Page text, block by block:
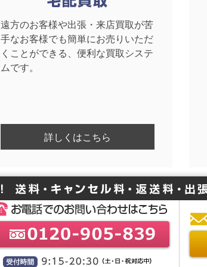
遠方のお客様や出張・来店買取が苦
手なお客様でも簡単にお売りいただ
くことができる、便利な買取システ
ムです。
詳しくはこちら